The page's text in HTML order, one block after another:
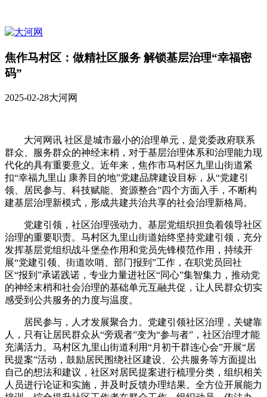
焦作马村区：做精社区服务 解锁基层治理“幸福密
码”
2025-02-28大河网
大河网讯 社区是城市最小的治理单元，是党委政府联系
群众、服务群众的神经末梢，对于基层治理体系和治理能力现
代化的具有重要意义。近年来，焦作市马村区九里山街道紧
扣“幸福九里山 康养目的地”党建品牌建设目标，从“党建引
领、居民参与、科技赋能、资源整合”四个方面入手，不断构
建基层治理新模式，形成共建共治共享的社会治理新格局。
党建引领，社区治理强动力。基层党组织担负着领导社区
治理的重要职责。马村区九里山街道始终坚持党建引领，充分
发挥基层党组织战斗堡垒作用和党员先锋模范作用，持续开
展“党建引领、街道吹哨、部门报到”工作，在职党员回社
区“报到”承诺践诺，专业力量进社区“同心”集智集力，推动党
的神经末梢和社会治理的基础单元互融共促，让人民群众切实
感受到公共服务的力度与温度。
居民参与，人才发展聚合力。党建引领社区治理，关键靠
人，只有让居民群众从“旁观者”变为“参与者”，社区治理才能
充满活力。马村区九里山街道利用“月初干群连心会”开展“居
民提案”活动，鼓励居民围绕社区建设、公共服务等方面提出
自己的想法和建议，社区对居民提案进行梳理分类，组织相关
人员进行论证和实施，并及时反馈办理结果。全方位开展能力